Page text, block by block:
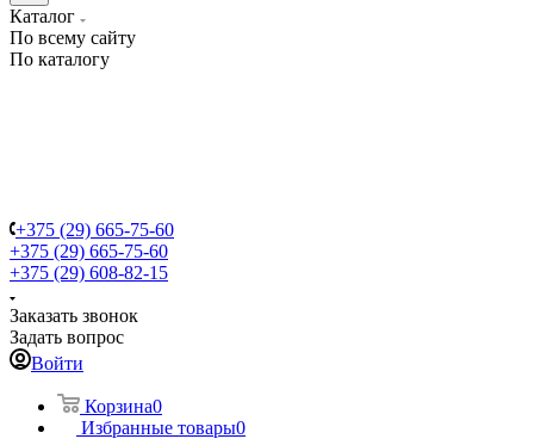
Каталог
По всему сайту
По каталогу
+375 (29) 665-75-60
+375 (29) 665-75-60
+375 (29) 608-82-15
Заказать звонок
Задать вопрос
Войти
Корзина0
Избранные товары0